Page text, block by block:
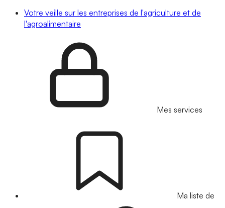
Votre veille sur les entreprises de l'agriculture et de
l'agroalimentaire
Mes services
Ma liste de